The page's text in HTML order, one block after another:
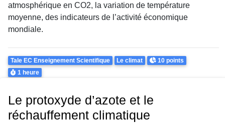
atmosphérique en CO2, la variation de température
moyenne, des indicateurs de l’activité économique
mondiale.
Theme
Tale EC Enseignement Scientifique Le climat Points
10 points
Durée
1 heure
Le protoxyde d’azote et le
réchauffement climatique